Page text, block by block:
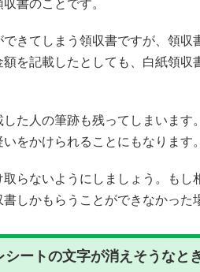
書のことです。
きてしまう領収書ですが、領
を記載したとしても、白紙領
た人の筆跡も残ってしまいま
をかけられることにもなります。
らないようにしましょう。も
しかもらうことができなかった
ートの文字が消えそうなと